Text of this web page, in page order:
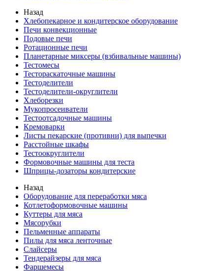
Назад
Хлебопекарное и кондитерское оборудование
Печи конвекционные
Подовые печи
Ротационные печи
Планетарные миксеры (взбивальные машины)
Тестомесы
Тестораскаточные машины
Тестоделители
Тестоделители-округлители
Хлеборезки
Мукопросеиватели
Тестоотсадочные машины
Кремоварки
Листы пекарские (противни) для выпечки
Расстойные шкафы
Тестоокруглители
Формовочные машины для теста
Шприцы-дозаторы кондитерские
Назад
Оборудование для переработки мяса
Котлетоформовочные машины
Куттеры для мяса
Мясорубки
Пельменные аппараты
Пилы для мяса ленточные
Слайсеры
Тендерайзеры для мяса
Фаршемесы